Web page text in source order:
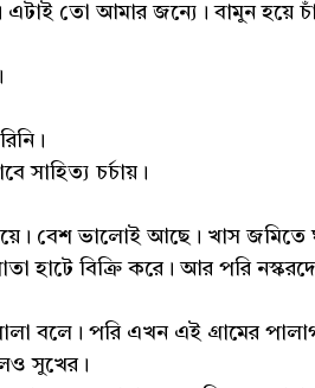
এটাই তো আমার জন্যে। বামুন হয়ে
সাহিত্য চর্চায়।
বেশ ভালোই আছে। খাস জমিতে
হাটে বিক্রি করে। আর পরি
বলে। পরি এখন এই গ্রামের
সুখের।